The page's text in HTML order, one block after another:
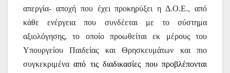
απεργία- αποχή που έχει προκηρύξει η Δ.Ο.Ε., από
κάθε ενέργεια που συνδέεται με το σύστημα
αξιολόγησης, το οποίο προωθείται εκ μέρους του
Υπουργείου Παιδείας και Θρησκευμάτων και πιο
συγκεκριμένααπό τις διαδικασίες που προβλέπονται